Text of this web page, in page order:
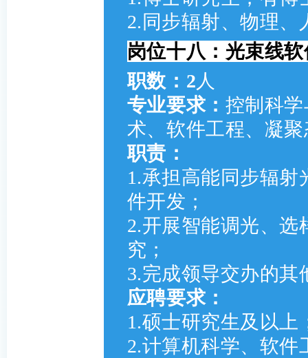
2.同步辐射、物理、
岗位十八：光束线
职数：2人
专业要求： 控制科
术、软件工程、凝
职责：
1.承担高能同步辐
件开发；
2.开展智能调光、
究；
3.完成领导交办的其
应聘要求：
1.硕士研究生及以上
2.计算机科学、软